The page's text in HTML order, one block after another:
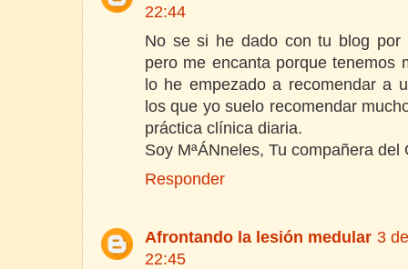
22:44
No se si he dado con tu blog por
pero me encanta porque tenemos
lo he empezado a recomendar a
los que yo suelo recomendar
práctica clínica diaria.
Soy MªÁNneles, Tu compañera del
Responder
Afrontando la lesión medular 3
22:45